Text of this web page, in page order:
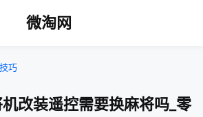
微淘网
巧
改装遥控需要换麻将吗_零